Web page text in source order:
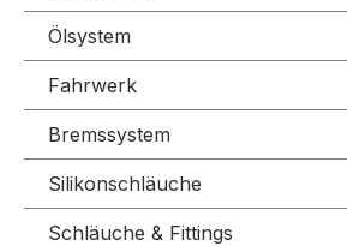
Ölsystem
Fahrwerk
Bremssystem
Silikonschläuche
Schläuche & Fittings